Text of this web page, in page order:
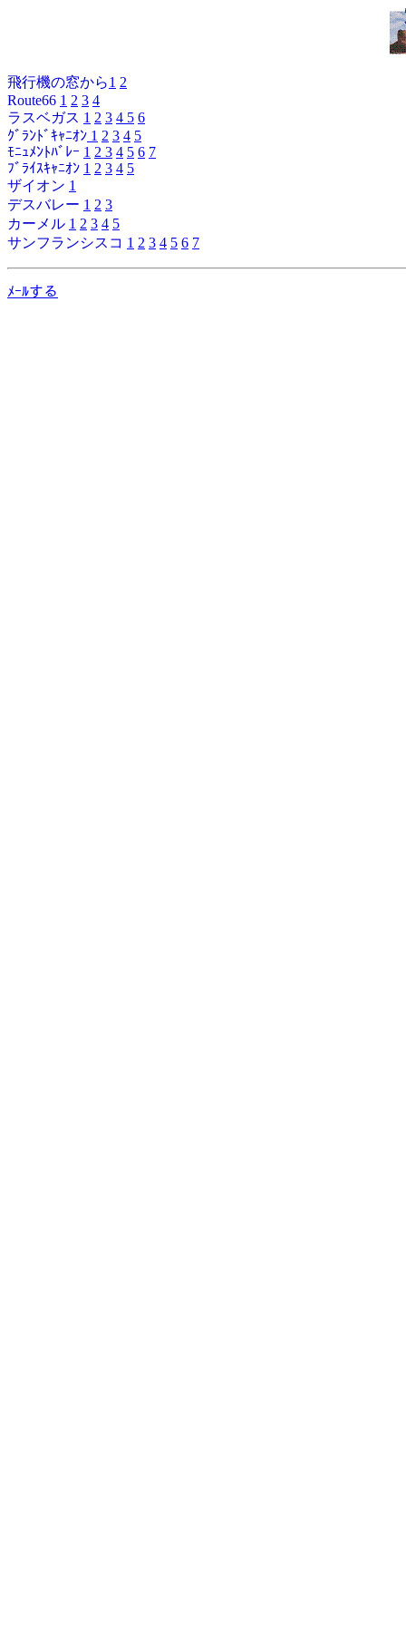
飛行機の窓から1 2
Route66 1 2 3 4
ラスベガス 1 2 3 4 5 6
ｸﾞﾗﾝﾄﾞｷｬﾆｵﾝ 1 2 3 4 5
ﾓﾆｭﾒﾝﾄﾊﾞﾚｰ 1 2 3 4 5 6 7
ﾌﾞﾗｲｽｷｬﾆｵﾝ 1 2 3 4 5
ザイオン 1
デスバレー 1 2 3
カーメル 1 2 3 4 5
サンフランシスコ 1 2 3 4 5 6 7
ﾒｰﾙする